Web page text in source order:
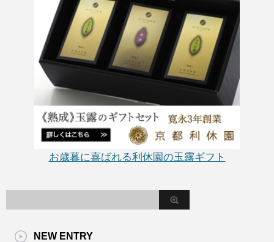
お歳暮に喜ばれる利休園の玉露ギフト
NEW ENTRY